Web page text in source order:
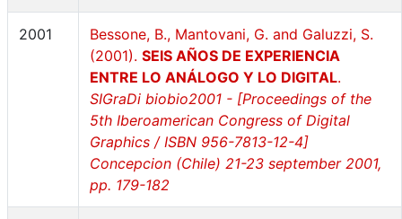
2001
Bessone, B., Mantovani, G. and Galuzzi, S.
(2001). SEIS AÑOS DE EXPERIENCIA
ENTRE LO ANÁLOGO Y LO DIGITAL.
SIGraDi biobio2001 - [Proceedings of the
5th Iberoamerican Congress of Digital
Graphics / ISBN 956-7813-12-4]
Concepcion (Chile) 21-23 september 2001,
pp. 179-182